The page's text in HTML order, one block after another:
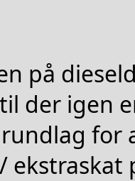
på
der igen
for